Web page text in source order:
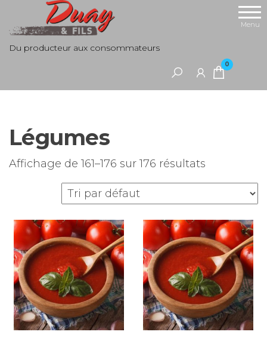
Du producteur aux consommateurs
0
Menu
Légumes
Affichage de 161–176 sur 176 résultats